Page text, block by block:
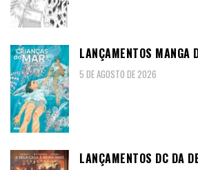
LANÇAMENTOS MANGA
5 DE AGOSTO DE 2026
LANÇAMENTOS DC DA